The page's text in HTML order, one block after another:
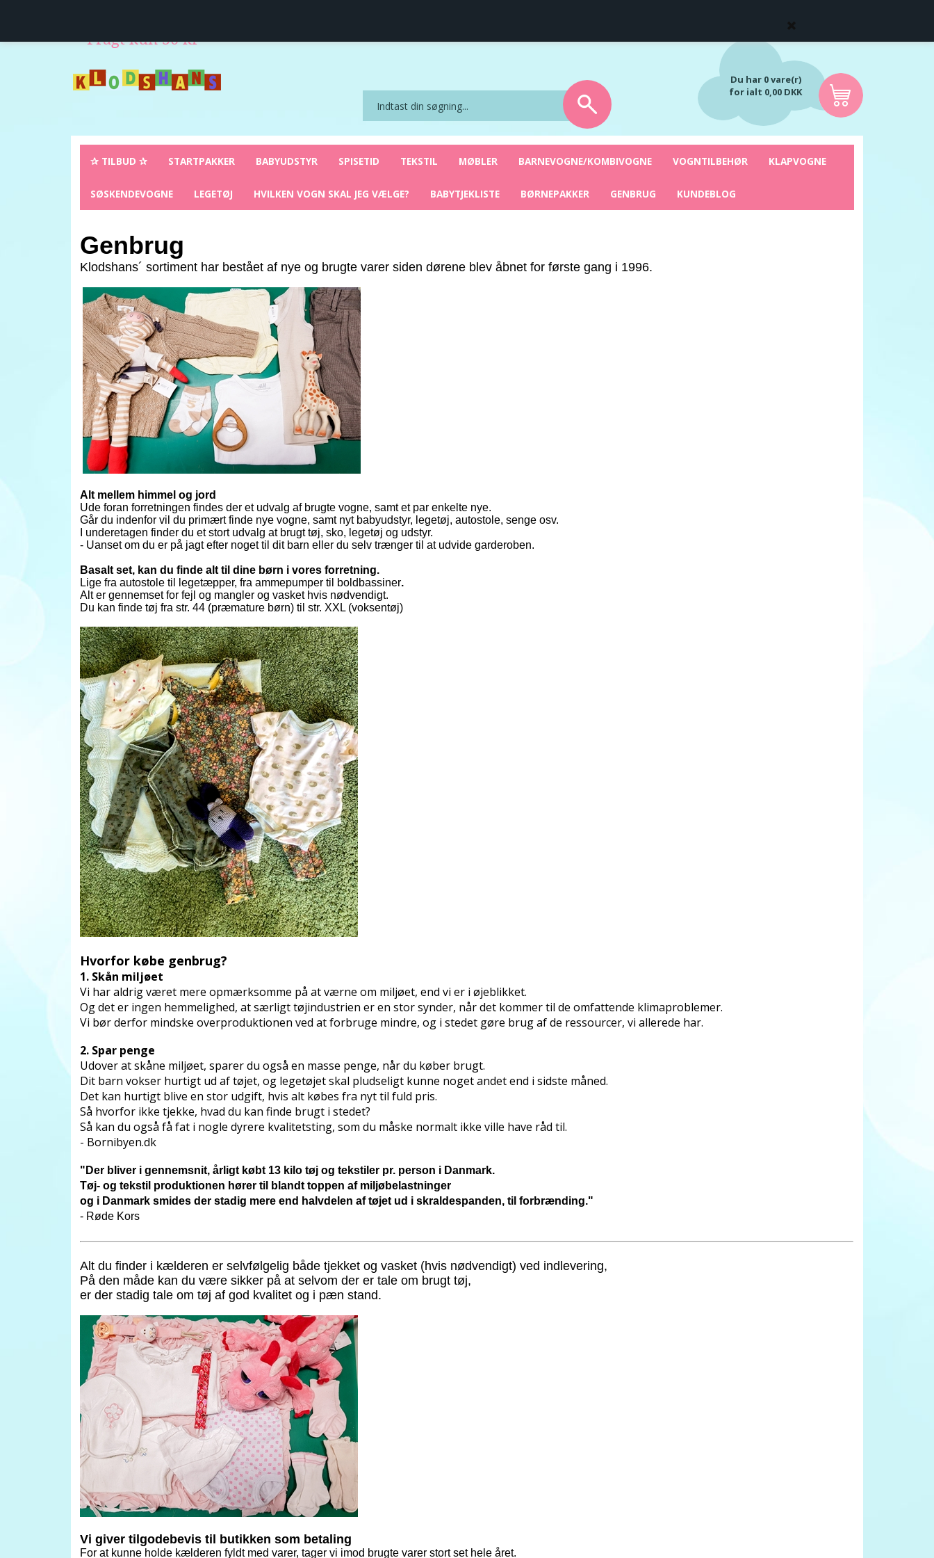
Fragt kun 50 kr
Du har 0 vare(r)
for ialt 0,00 DKK
✰ TILBUD ✰ STARTPAKKER BABYUDSTYR SPISETID TEKSTIL MØBLER BARNEVOGNE/KOMBIVOGNE VOGNTILBEHØR KLAPVOGNE
SØSKENDEVOGNE LEGETØJ HVILKEN VOGN SKAL JEG VÆLGE? BABYTJEKLISTE BØRNEPAKKER GENBRUG KUNDEBLOG
Genbrug
Klodshans´ sortiment har bestået af nye og brugte varer siden dørene blev åbnet for første gang i 1996.
Alt mellem himmel og jord
Ude foran forretningen findes der et udvalg af brugte vogne, samt et par enkelte nye.
Går du indenfor vil du primært finde nye vogne, samt nyt babyudstyr, legetøj, autostole, senge osv.
I underetagen finder du et stort udvalg at brugt tøj, sko, legetøj og udstyr.
- Uanset om du er på jagt efter noget til dit barn eller du selv trænger til at udvide garderoben.
Basalt set, kan du finde alt til dine børn i vores forretning.
Lige fra autostole til legetæpper, fra ammepumper til boldbassiner.
Alt er gennemset for fejl og mangler og vasket hvis nødvendigt.
Du kan finde tøj fra str. 44 (præmature børn) til str. XXL (voksentøj)
Hvorfor købe genbrug?
1. Skån miljøet
Vi har aldrig været mere opmærksomme på at værne om miljøet, end vi er i øjeblikket.
Og det er ingen hemmelighed, at særligt tøjindustrien er en stor synder, når det kommer til de omfattende klimaproblemer.
Vi bør derfor mindske overproduktionen ved at forbruge mindre, og i stedet gøre brug af de ressourcer, vi allerede har.
2. Spar penge
Udover at skåne miljøet, sparer du også en masse penge, når du køber brugt.
Dit barn vokser hurtigt ud af tøjet, og legetøjet skal pludseligt kunne noget andet end i sidste måned.
Det kan hurtigt blive en stor udgift, hvis alt købes fra nyt til fuld pris.
Så hvorfor ikke tjekke, hvad du kan finde brugt i stedet?
Så kan du også få fat i nogle dyrere kvalitetsting, som du måske normalt ikke ville have råd til.
- Bornibyen.dk
"Der bliver i gennemsnit, årligt købt 13 kilo tøj og tekstiler pr. person i Danmark.
Tøj- og tekstil produktionen hører til blandt toppen af miljøbelastninger
og i Danmark smides der stadig mere end halvdelen af tøjet ud i skraldespanden, til forbrænding."
- Røde Kors
Alt du finder i kælderen er selvfølgelig både tjekket og vasket (hvis nødvendigt) ved indlevering,
På den måde kan du være sikker på at selvom der er tale om brugt tøj,
er der stadig tale om tøj af god kvalitet og i pæn stand.
Vi giver tilgodebevis til butikken som betaling
For at kunne holde kælderen fyldt med varer, tager vi imod brugte varer stort set hele året.